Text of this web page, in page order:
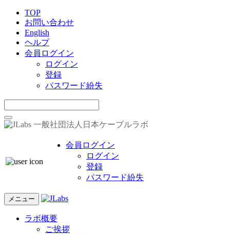
TOP
お問い合わせ
English
ヘルプ
会員ログイン
ログイン
登録
パスワード紛失
一般社団法人日本ケーブルラボ
会員ログイン
ログイン
登録
パスワード紛失
メニュー
ラボ概要
ご挨拶